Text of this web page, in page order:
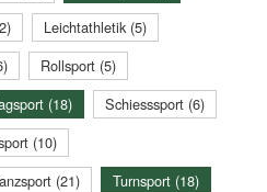
Leichtathletik (5)
Rollsport (5)
(18)
Schiesssport (6)
(10)
(21)
Turnsport (18)